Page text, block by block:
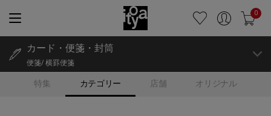
0
特集 カテゴリー 店舗 オリジナル
カード・便箋・封筒
便箋/ 横罫便箋